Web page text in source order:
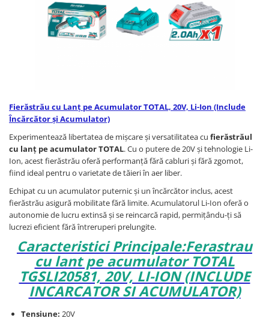
Fierăstrău cu Lanț pe Acumulator TOTAL, 20V, Li-Ion (Include
Încărcător și Acumulator)
Experimentează libertatea de mișcare și versatilitatea cu fierăstrăul
cu lanț pe acumulator TOTAL. Cu o putere de 20V și tehnologie Li-
Ion, acest fierăstrău oferă performanță fără cabluri și fără zgomot,
fiind ideal pentru o varietate de tăieri în aer liber.
Echipat cu un acumulator puternic și un încărcător inclus, acest
fierăstrău asigură mobilitate fără limite. Acumulatorul Li-Ion oferă o
autonomie de lucru extinsă și se reincarcă rapid, permițându-ți să
lucrezi eficient fără întreruperi prelungite.
Caracteristici Principale:Ferastrau
cu lant pe acumulator TOTAL
TGSLI20581, 20V, LI-ION (INCLUDE
INCARCATOR SI ACUMULATOR)
Tensiune: 20V